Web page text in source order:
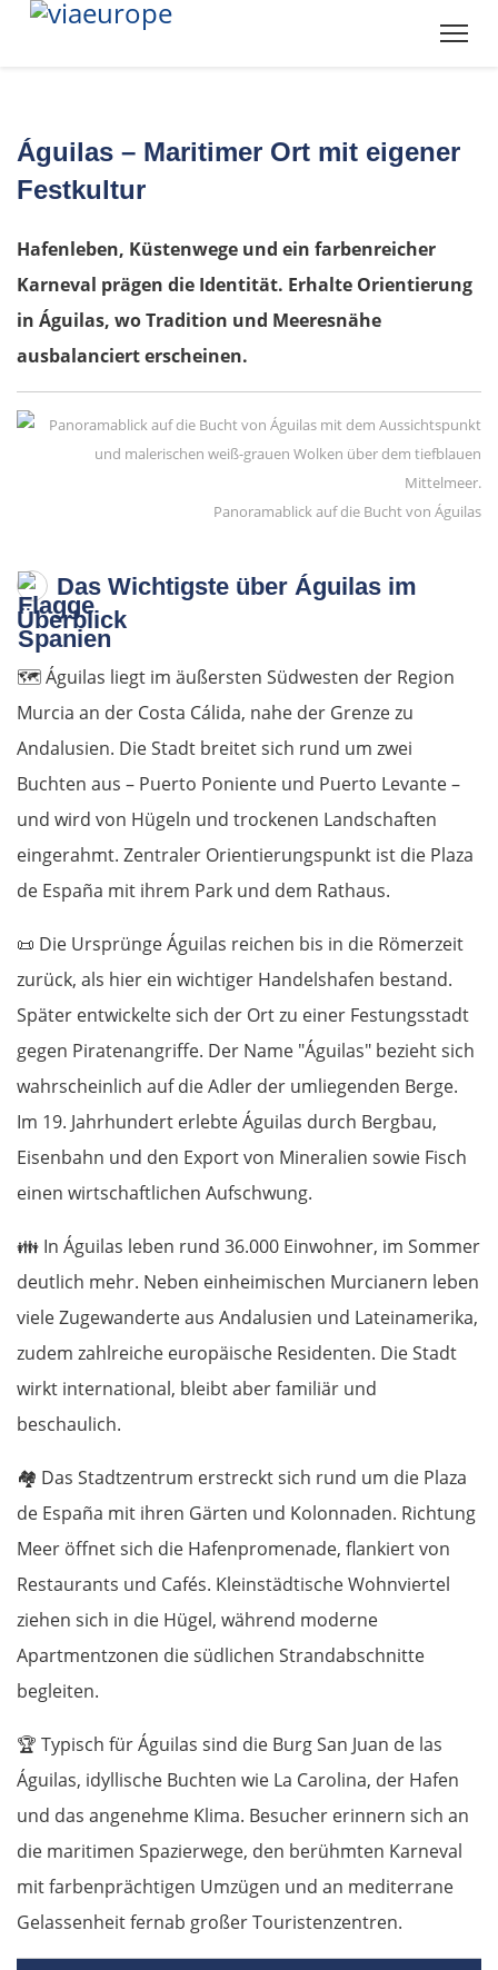
Águilas – Maritimer Ort mit eigener
Festkultur
Hafenleben, Küstenwege und ein farbenreicher
Karneval prägen die Identität. Erhalte Orientierung
in Águilas, wo Tradition und Meeresnähe
ausbalanciert erscheinen.
Panoramablick auf die Bucht von Águilas
Das Wichtigste über Águilas im
Überblick
🗺️Águilas liegt im äußersten Südwesten der Region
Murcia an der Costa Cálida, nahe der Grenze zu
Andalusien. Die Stadt breitet sich rund um zwei
Buchten aus – Puerto Poniente und Puerto Levante –
und wird von Hügeln und trockenen Landschaften
eingerahmt. Zentraler Orientierungspunkt ist die Plaza
de España mit ihrem Park und dem Rathaus.
📜 Die Ursprünge Águilas reichen bis in die Römerzeit
zurück, als hier ein wichtiger Handelshafen bestand.
Später entwickelte sich der Ort zu einer Festungsstadt
gegen Piratenangriffe. Der Name "Águilas" bezieht sich
wahrscheinlich auf die Adler der umliegenden Berge.
Im 19. Jahrhundert erlebte Águilas durch Bergbau,
Eisenbahn und den Export von Mineralien sowie Fisch
einen wirtschaftlichen Aufschwung.
👪 In Águilas leben rund 36.000 Einwohner, im Sommer
deutlich mehr. Neben einheimischen Murcianern leben
viele Zugewanderte aus Andalusien und Lateinamerika,
zudem zahlreiche europäische Residenten. Die Stadt
wirkt international, bleibt aber familiär und
beschaulich.
🏘️ Das Stadtzentrum erstreckt sich rund um die Plaza
de España mit ihren Gärten und Kolonnaden. Richtung
Meer öffnet sich die Hafenpromenade, flankiert von
Restaurants und Cafés. Kleinstädtische Wohnviertel
ziehen sich in die Hügel, während moderne
Apartmentzonen die südlichen Strandabschnitte
begleiten.
🏆 Typisch für Águilas sind die Burg San Juan de las
Águilas, idyllische Buchten wie La Carolina, der Hafen
und das angenehme Klima. Besucher erinnern sich an
die maritimen Spazierwege, den berühmten Karneval
mit farbenprächtigen Umzügen und an mediterrane
Gelassenheit fernab großer Touristenzentren.